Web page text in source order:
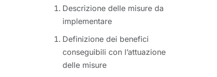
Descrizione delle misure da
implementare
Definizione dei benefici
conseguibili con l’attuazione
delle misure